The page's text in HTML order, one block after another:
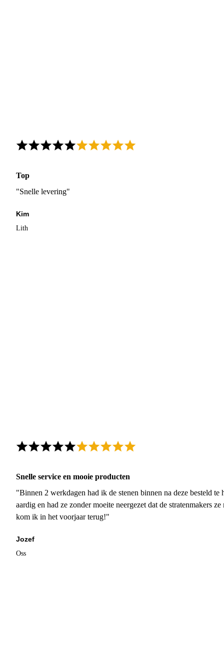
Top
"Snelle levering"
Kim
Lith
Snelle service en mooie producten
"Binnen 2 werkdagen had ik de stenen binnen na deze besteld
aardig en had ze zonder moeite neergezet dat de stratenmakers
kom ik in het voorjaar terug!"
Jozef
Oss